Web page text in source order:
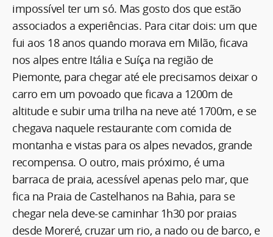
impossível ter um só. Mas gosto dos que estão
associados a experiências. Para citar dois: um que
fui aos 18 anos quando morava em Milão, ficava
nos alpes entre Itália e Suíça na região de
Piemonte, para chegar até ele precisamos deixar o
carro em um povoado que ficava a 1200m de
altitude e subir uma trilha na neve até 1700m, e se
chegava naquele restaurante com comida de
montanha e vistas para os alpes nevados, grande
recompensa. O outro, mais próximo, é uma
barraca de praia, acessível apenas pelo mar, que
fica na Praia de Castelhanos na Bahia, para se
chegar nela deve-se caminhar 1h30 por praias
desde Moreré, cruzar um rio, a nado ou de barco, e